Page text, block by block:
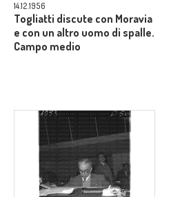
14.12.1956
Togliatti discute con Moravia
e con un altro uomo di spalle.
Campo medio